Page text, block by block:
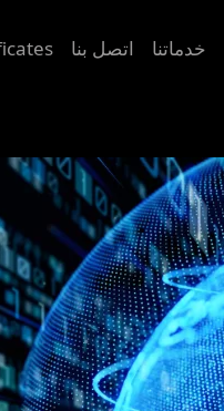
خدماتنا اتصل بنا